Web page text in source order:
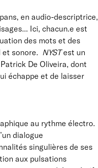
en audio-descriptrice,
Ici, chacun.e est
des mots et des
et sonore. NYSTest un
De Oliveira, dont
échappe et de laisser
au rythme électro.
dialogue
singulières de ses
aux pulsations